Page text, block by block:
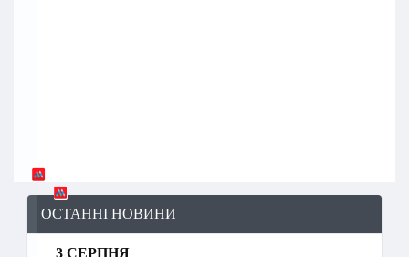
ОСТАННІ НОВИНИ
3 СЕРПНЯ